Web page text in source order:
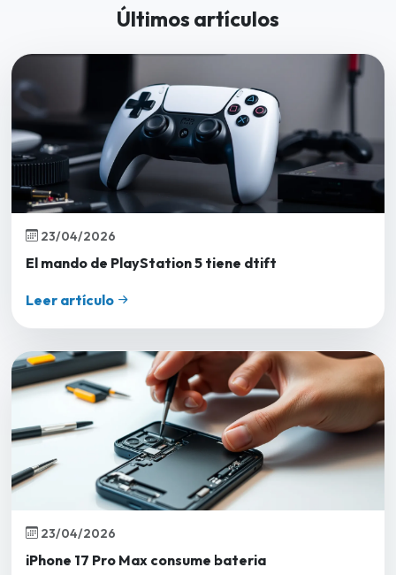
Últimos artículos
23/04/2026
El mando de PlayStation 5 tiene dtift
Leer artículo
23/04/2026
iPhone 17 Pro Max consume bateria